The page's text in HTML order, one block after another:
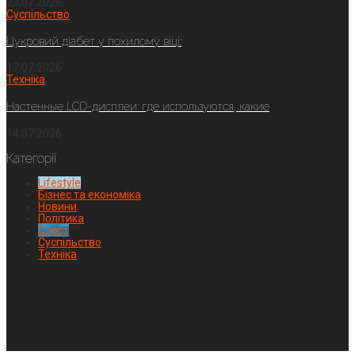
Суспільство
Цукровий діабет у похилому віці:
Техніка
Настенные LCD-дисплеи: где используются, какие
Категорії
Lifestyle
Бізнес та економіка
Новини
Політика
Спорт
Суспільство
Техніка